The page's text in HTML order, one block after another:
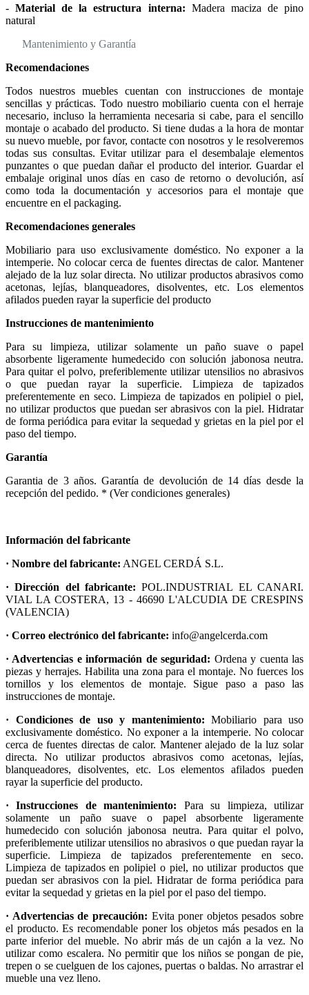
- Material de la estructura interna: Madera maciza de pino
natural
Mantenimiento y Garantía
Recomendaciones
Todos nuestros muebles cuentan con instrucciones de montaje
sencillas y prácticas. Todo nuestro mobiliario cuenta con el herraje
necesario, incluso la herramienta necesaria si cabe, para el sencillo
montaje o acabado del producto. Si tiene dudas a la hora de montar
su nuevo mueble, por favor, contacte con nosotros y le resolveremos
todas sus consultas. Evitar utilizar para el desembalaje elementos
punzantes o que puedan dañar el producto del interior. Guardar el
embalaje original unos días en caso de retorno o devolución, así
como toda la documentación y accesorios para el montaje que
encuentre en el packaging.
Recomendaciones generales
Mobiliario para uso exclusivamente doméstico. No exponer a la
intemperie. No colocar cerca de fuentes directas de calor. Mantener
alejado de la luz solar directa. No utilizar productos abrasivos como
acetonas, lejías, blanqueadores, disolventes, etc. Los elementos
afilados pueden rayar la superficie del producto
Instrucciones de mantenimiento
Para su limpieza, utilizar solamente un paño suave o papel
absorbente ligeramente humedecido con solución jabonosa neutra.
Para quitar el polvo, preferiblemente utilizar utensilios no abrasivos
o que puedan rayar la superficie. Limpieza de tapizados
preferentemente en seco. Limpieza de tapizados en polipiel o piel,
no utilizar productos que puedan ser abrasivos con la piel. Hidratar
de forma periódica para evitar la sequedad y grietas en la piel por el
paso del tiempo.
Garantía
Garantia de 3 años. Garantía de devolución de 14 días desde la
recepción del pedido. * (Ver condiciones generales)
Información del fabricante
· Nombre del fabricante: ANGEL CERDÁ S.L.
· Dirección del fabricante: POL.INDUSTRIAL EL CANARI.
VIAL LA COSTERA, 13 - 46690 L'ALCUDIA DE CRESPINS
(VALENCIA)
· Correo electrónico del fabricante: info@angelcerda.com
· Advertencias e información de seguridad: Ordena y cuenta las
piezas y herrajes. Habilita una zona para el montaje. No fuerces los
tornillos y los elementos de montaje. Sigue paso a paso las
instrucciones de montaje.
· Condiciones de uso y mantenimiento: Mobiliario para uso
exclusivamente doméstico. No exponer a la intemperie. No colocar
cerca de fuentes directas de calor. Mantener alejado de la luz solar
directa. No utilizar productos abrasivos como acetonas, lejías,
blanqueadores, disolventes, etc. Los elementos afilados pueden
rayar la superficie del producto.
· Instrucciones de mantenimiento: Para su limpieza, utilizar
solamente un paño suave o papel absorbente ligeramente
humedecido con solución jabonosa neutra. Para quitar el polvo,
preferiblemente utilizar utensilios no abrasivos o que puedan rayar la
superficie. Limpieza de tapizados preferentemente en seco.
Limpieza de tapizados en polipiel o piel, no utilizar productos que
puedan ser abrasivos con la piel. Hidratar de forma periódica para
evitar la sequedad y grietas en la piel por el paso del tiempo.
· Advertencias de precaución: Evita poner objetos pesados sobre
el producto. Es recomendable poner los objetos más pesados en la
parte inferior del mueble. No abrir más de un cajón a la vez. No
utilizar como escalera. No permitir que los niños se pongan de pie,
trepen o se cuelguen de los cajones, puertas o baldas. No arrastrar el
mueble una vez lleno.